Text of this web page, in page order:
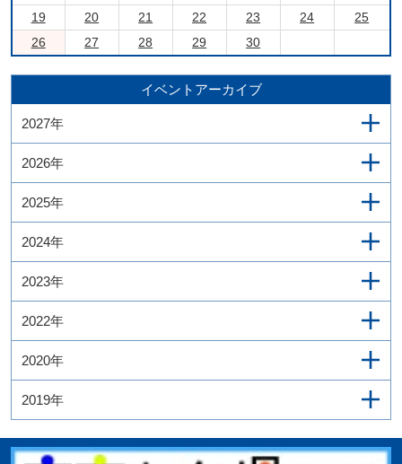
19
20 21 22 23 24
25
26
27 28 29 30
イベントアーカイブ
2027年
2026年
2025年
2024年
2023年
2022年
2020年
2019年